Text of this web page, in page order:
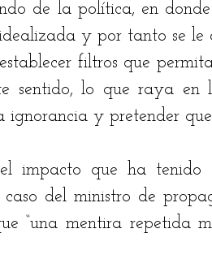
de la política, en
y por tanto se
filtros que
sentido, lo que raya en
ignorancia y pretender
impacto que ha tenido
caso del ministro de
“una mentira repetida